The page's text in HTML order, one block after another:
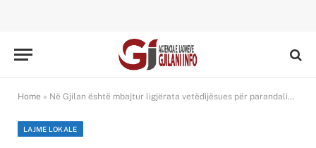
Home » Në Gjilan është mbajtur ligjërata vetëdijësues për parandalimin e dukurive negative te të rinjtë
LAJME LOKALE